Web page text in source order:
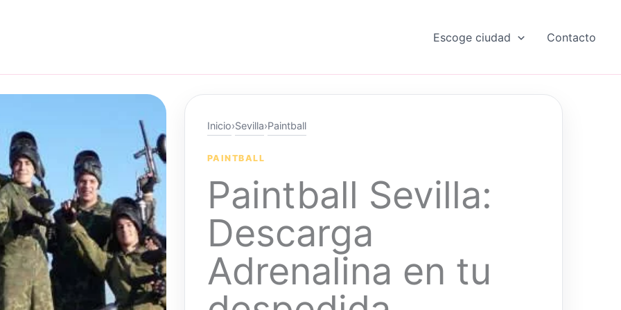
Escoge ciudad Contacto
Inicio›Sevilla›Paintball
PAINTBALL
Paintball Sevilla:
Descarga
Adrenalina en tu